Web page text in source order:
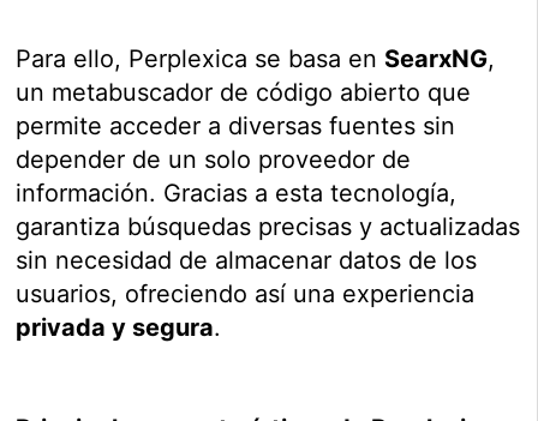
Para ello, Perplexica se basa en SearxNG,
un metabuscador de código abierto que
permite acceder a diversas fuentes sin
depender de un solo proveedor de
información. Gracias a esta tecnología,
garantiza búsquedas precisas y actualizadas
sin necesidad de almacenar datos de los
usuarios, ofreciendo así una experiencia
privada y segura.